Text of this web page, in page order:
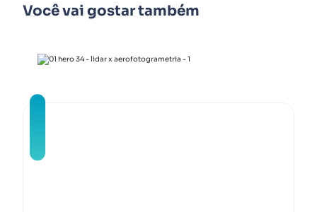
Você vai gostar também